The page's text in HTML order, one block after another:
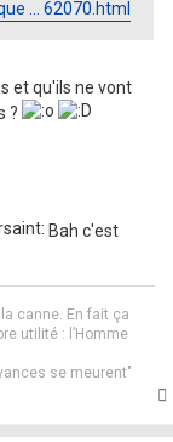
... 62070.html
et qu'ils ne vont
?
Bah c'est
canne. En fait ça
utilité : l’Homme
se meurent"